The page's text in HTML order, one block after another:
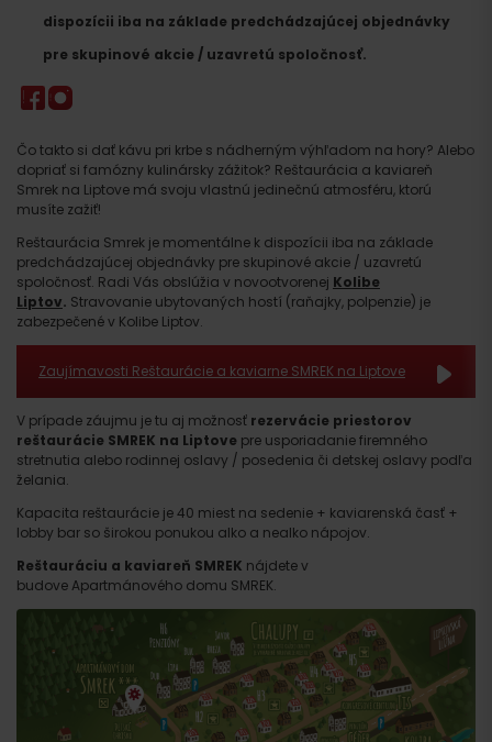
Čo takto si dať kávu pri krbe s nádherným výhľadom na hory? Alebo
dopriať si famózny kulinársky zážitok? Reštaurácia a kaviareň
Smrek na Liptove má svoju vlastnú jedinečnú atmosféru, ktorú
musíte zažiť!
Reštaurácia Smrek je momentálne k dispozícii iba na základe
predchádzajúcej objednávky pre skupinové akcie / uzavretú
spoločnosť. Radi Vás obslúžia v novootvorenej Kolibe
Liptov. Stravovanie ubytovaných hostí (raňajky, polpenzie) je
zabezpečené v Kolibe Liptov.
Zaujímavosti Reštaurácie a kaviarne SMREK na Liptove
V prípade záujmu je tu aj možnosť rezervácie priestorov
reštaurácie SMREK na Liptove pre usporiadanie firemného
stretnutia alebo rodinnej oslavy / posedenia či detskej oslavy podľa
želania.
Kapacita reštaurácie je 40 miest na sedenie + kaviarenská časť +
lobby bar so širokou ponukou alko a nealko nápojov.
Reštauráciu a kaviareň SMREK nájdete v
budove Apartmánového domu SMREK.
dispozícii iba na základe predchádzajúcej objednávky
pre skupinové akcie / uzavretú spoločnosť.